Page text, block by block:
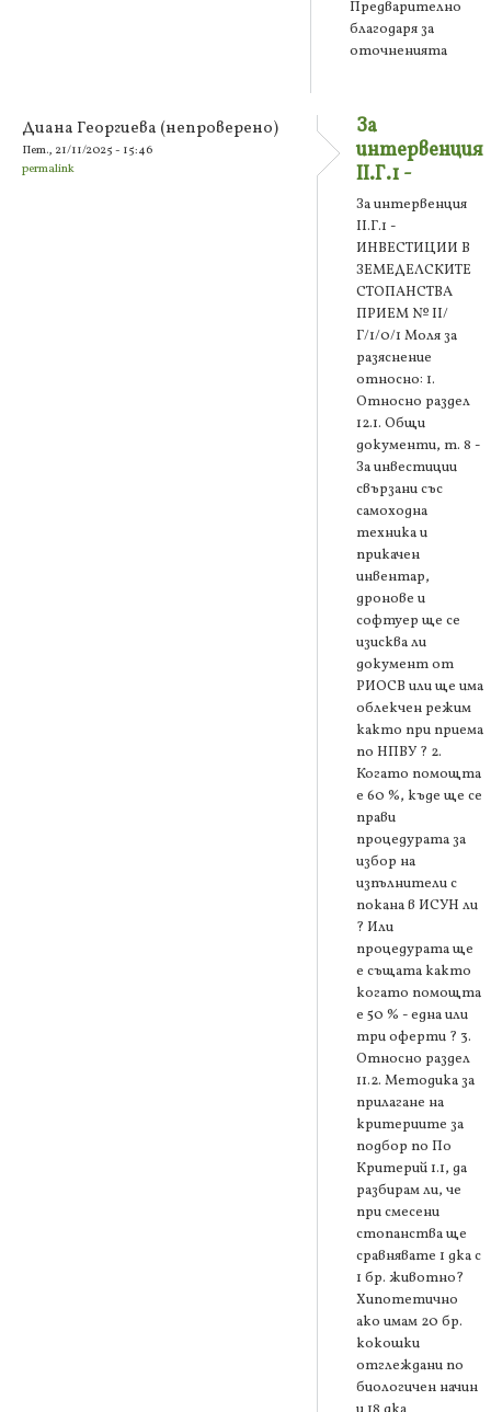
Предварително
благодаря за
оточненията
Диана Георгиева (непроверено)
Пет., 21/11/2025 - 15:46
permalink
За
интервенция
II.Г.1 -
За интервенция
II.Г.1 -
ИНВЕСТИЦИИ В
ЗЕМЕДЕЛСКИТЕ
СТОПАНСТВА
ПРИЕМ № II/
Г/1/0/1 Моля за
разяснение
относно: 1.
Относно раздел
12.1. Общи
документи, т. 8 -
За инвестиции
свързани със
самоходна
техника и
прикачен
инвентар,
дронове и
софтуер ще се
изисква ли
документ от
РИОСВ или ще има
облекчен режим
както при приема
по НПВУ ? 2.
Когато помощта
е 60 %, къде ще се
прави
процедурата за
избор на
изпълнители с
покана в ИСУН ли
? Или
процедурата ще
е същата както
когато помощта
е 50 % - една или
три оферти ? 3.
Относно раздел
11.2. Методика за
прилагане на
критериите за
подбор по По
Критерий 1.1, да
разбирам ли, че
при смесени
стопанства ще
сравнявате 1 дка с
1 бр. животно?
Хипотетично
ако имам 20 бр.
кокошки
отглеждани по
биологичен начин